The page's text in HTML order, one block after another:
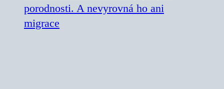
porodnosti. A nevyrovná ho ani
migrace